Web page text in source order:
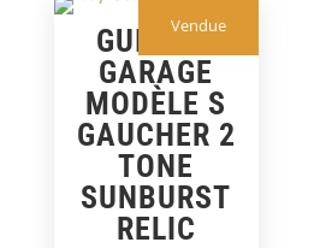
Vendue
GUITARE
GARAGE
MODÈLE S
GAUCHER 2
TONE
SUNBURST
RELIC